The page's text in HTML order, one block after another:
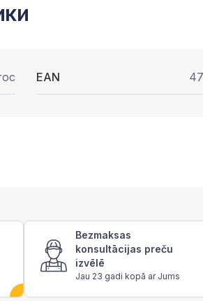
EAN
Bezmaksas
konsultācijas preču
izvēlē
Jau 23 gadi kopā ar Jums